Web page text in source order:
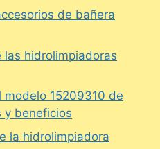
de bañera
las hidrolimpiadoras
15209310 de
y beneficios
la hidrolimpiadora